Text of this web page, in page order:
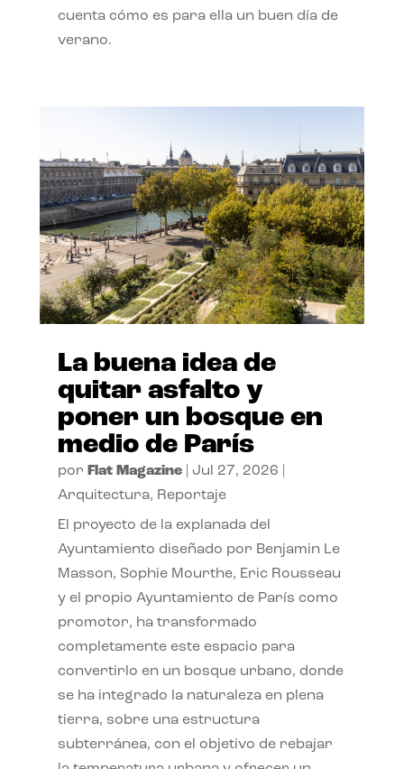
cuenta cómo es para ella un buen día de
verano.
La buena idea de
quitar asfalto y
poner un bosque en
medio de París
por Flat Magazine| Jul 27, 2026
Arquitectura, Reportaje
El proyecto de la explanada del
Ayuntamiento diseñado por Benjamin Le
Masson, Sophie Mourthe, Eric Rousseau
y el propio Ayuntamiento de París como
promotor, ha transformado
completamente este espacio para
convertirlo en un bosque urbano, donde
se ha integrado la naturaleza en plena
tierra, sobre una estructura
subterránea, con el objetivo de rebajar